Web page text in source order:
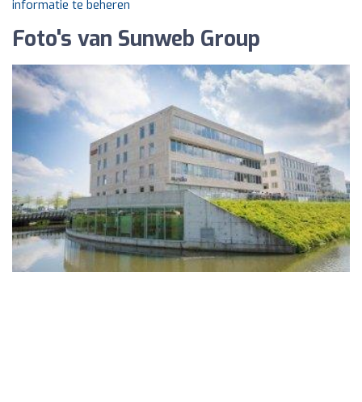
informatie te beheren
Foto's van Sunweb Group